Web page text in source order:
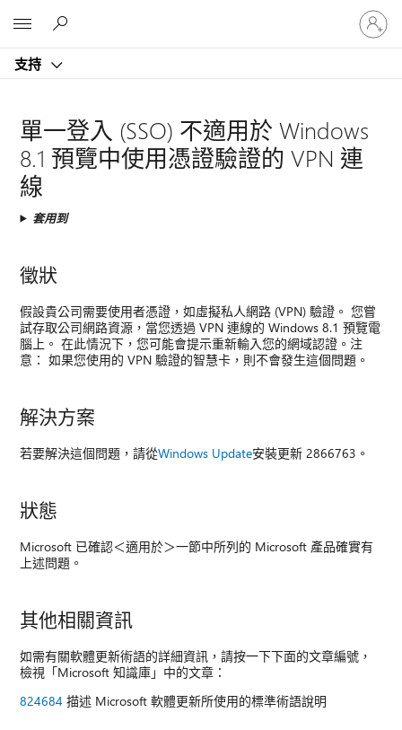
支持
登
入
您
單一登入 (SSO) 不適用於 Windows
8.1 預覽中使用憑證驗證的 VPN 連
線
套用到
徵狀
假設貴公司需要使用者憑證，如虛擬私人網路 (VPN) 驗證。 您嘗
試存取公司網路資源，當您透過 VPN 連線的 Windows 8.1 預覽電
腦上。 在此情況下，您可能會提示重新輸入您的網域認證。注
意： 如果您使用的 VPN 驗證的智慧卡，則不會發生這個問題。
解決方案
若要解決這個問題，請從Windows Update安裝更新 2866763。
狀態
Microsoft 已確認＜適用於＞一節中所列的 Microsoft 產品確實有
上述問題。
其他相關資訊
如需有關軟體更新術語的詳細資訊，請按一下下面的文章編號，
檢視「Microsoft 知識庫」中的文章：
824684 描述 Microsoft 軟體更新所使用的標準術語說明